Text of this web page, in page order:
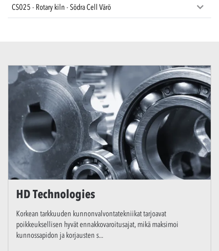
CS025 - Rotary kiln - Södra Cell Värö
HD Technologies
Korkean tarkkuuden kunnonvalvontatekniikat tarjoavat
poikkeuksellisen hyvät ennakkovaroitusajat, mikä maksimoi
kunnossapidon ja korjausten s...